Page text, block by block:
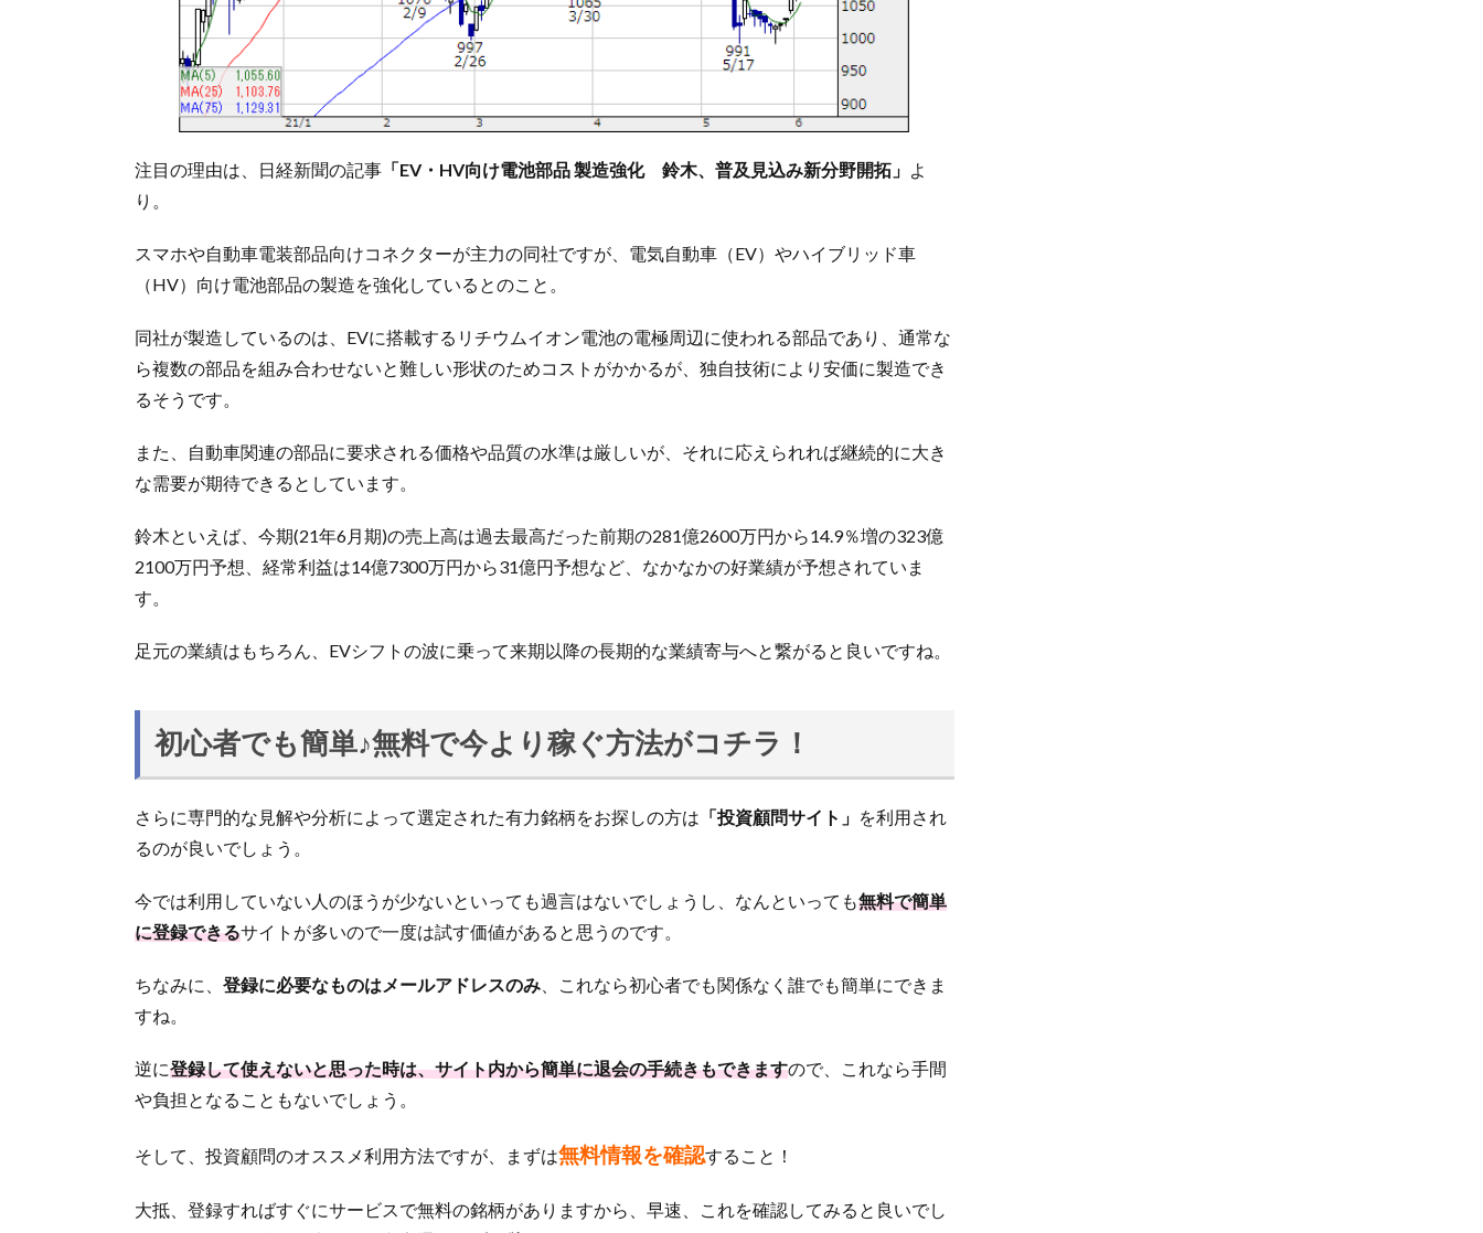
注目の理由は、日経新聞の記事 「EV・HV向け電池部品 製造強化 鈴木、普及見込み新分野開拓」 よ
り。
スマホや自動車電装部品向けコネクターが主力の同社ですが、電気自動車（EV）やハイブリッド車
（HV）向け電池部品の製造を強化しているとのこと。
同社が製造しているのは、EVに搭載するリチウムイオン電池の電極周辺に使われる部品であり、通常な
ら複数の部品を組み合わせないと難しい形状のためコストがかかるが、独自技術により安価に製造でき
るそうです。
また、自動車関連の部品に要求される価格や品質の水準は厳しいが、それに応えられれば継続的に大き
な需要が期待できるとしています。
鈴木といえば、今期(21年6月期)の売上高は過去最高だった前期の281億2600万円から14.9％増の323億
2100万円予想、経常利益は14億7300万円から31億円予想など、なかなかの好業績が予想されていま
す。
足元の業績はもちろん、EVシフトの波に乗って来期以降の長期的な業績寄与へと繋がると良いですね。
初心者でも簡単♪無料で今より稼ぐ方法がコチラ！
さらに専門的な見解や分析によって選定された有力銘柄をお探しの方は 「投資顧問サイト」 を利用され
るのが良いでしょう。
今では利用していない人のほうが少ないといっても過言はないでしょうし、なんといっても無料で簡単
に登録できるサイトが多いので一度は試す価値があると思うのです。
ちなみに、 登録に必要なものはメールアドレスのみ 、これなら初心者でも関係なく誰でも簡単にできま
すね。
逆に登録して使えないと思った時は、サイト内から簡単に退会の手続きもできますので、これなら手間
や負担となることもないでしょう。
そして、投資顧問のオススメ利用方法ですが、まずは無料情報を確認すること！
大抵、登録すればすぐにサービスで無料の銘柄がありますから、早速、これを確認してみると良いでし